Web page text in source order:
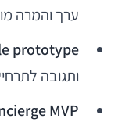
ערך והמרה
prototype
ותגובה
MVP